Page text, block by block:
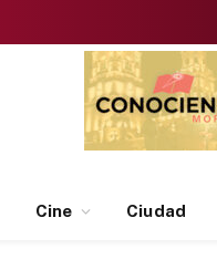
Cine Ciudad